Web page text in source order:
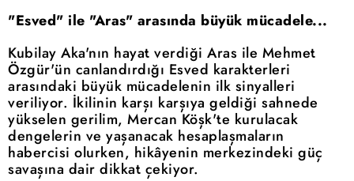
"Esved" ile "Aras" arasında büyük mücadele...
Kubilay Aka'nın hayat verdiği Aras ile Mehmet
Özgür'ün canlandırdığı Esved karakterleri
arasındaki büyük mücadelenin ilk sinyalleri
veriliyor. İkilinin karşı karşıya geldiği sahnede
yükselen gerilim, Mercan Köşk'te kurulacak
dengelerin ve yaşanacak hesaplaşmaların
habercisi olurken, hikâyenin merkezindeki güç
savaşına dair dikkat çekiyor.